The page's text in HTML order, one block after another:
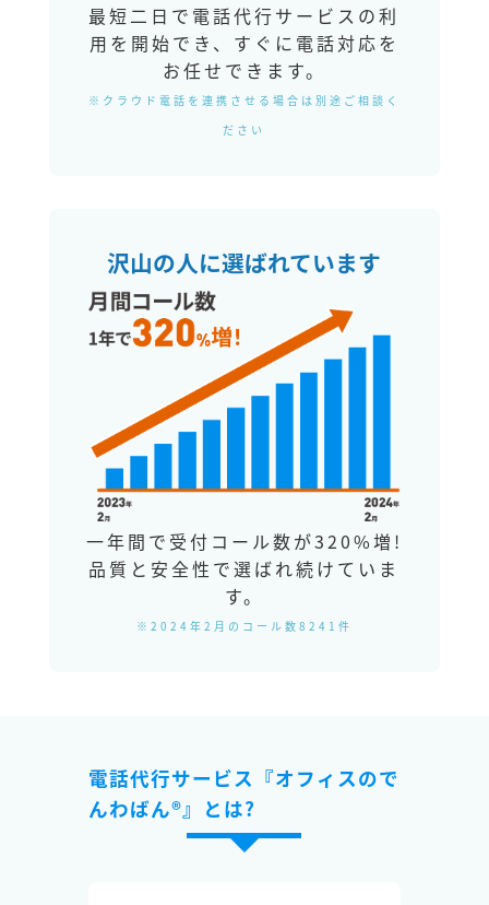
最短二日で電話代行サービスの利
用を開始でき、すぐに電話対応を
お任せできます。
※クラウド電話を連携させる場合は別途ご相談く
ださい
沢山の人に選ばれています
一年間で受付コール数が320%増!
品質と安全性で選ばれ続けていま
す。
※2024年2月のコール数8241件
電話代行サービス『オフィスので
んわばん®』とは?